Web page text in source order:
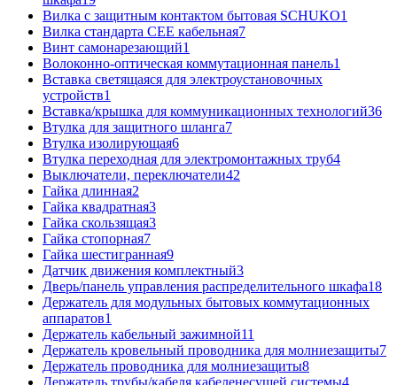
Вилка с защитным контактом бытовая SCHUKO1
Вилка стандарта CEE кабельная7
Винт самонарезающий1
Волоконно-оптическая коммутационная панель1
Вставка светящаяся для электроустановочных
устройств1
Вставка/крышка для коммуникационных технологий36
Втулка для защитного шланга7
Втулка изолирующая6
Втулка переходная для электромонтажных труб4
Выключатели, переключатели42
Гайка длинная2
Гайка квадратная3
Гайка скользящая3
Гайка стопорная7
Гайка шестигранная9
Датчик движения комплектный3
Дверь/панель управления распределительного шкафа18
Держатель для модульных бытовых коммутационных
аппаратов1
Держатель кабельный зажимной11
Держатель кровельный проводника для молниезащиты7
Держатель проводника для молниезащиты8
Держатель трубы/кабеля кабеленесущей системы4